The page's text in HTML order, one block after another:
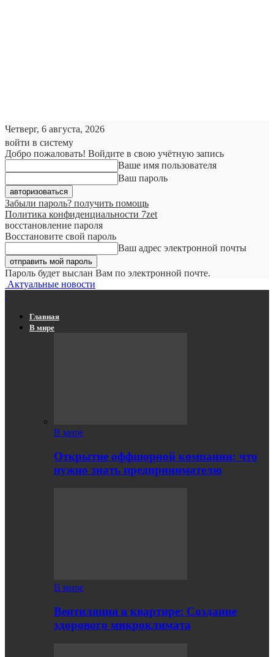
Четверг, 6 августа, 2026
войти в систему
Добро пожаловать! Войдите в свою учётную запись
Ваше имя пользователя
Ваш пароль
Забыли пароль? получить помощь
Политика конфиденциальности 7zet
восстановление пароля
Восстановите свой пароль
Ваш адрес электронной почты
Пароль будет выслан Вам по электронной почте.
Актуальные новости
Главная
В мире
В мире
Открытие оффшорной компании: что
нужно знать предпринимателю
В мире
Вентиляция в квартире: Создание
здорового микроклимата